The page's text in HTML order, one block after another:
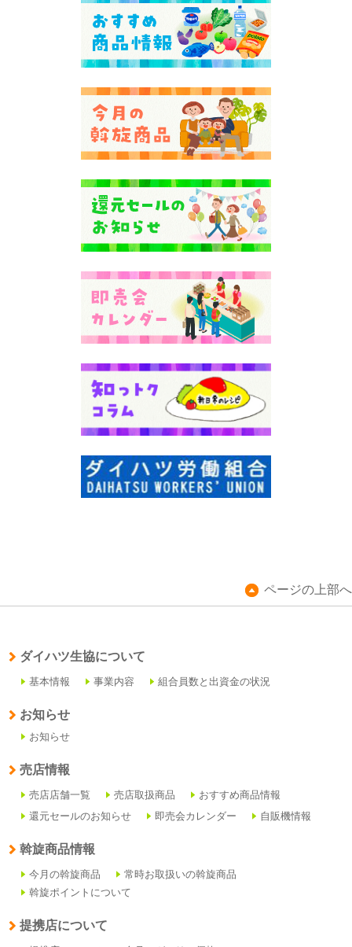
ページの上部へ
ダイハツ生協について
基本情報 事業内容 組合員数と出資金の状況
お知らせ
お知らせ
売店情報
売店店舗一覧 売店取扱商品
おすすめ商品情報
還元セールのお知らせ
即売会カレンダー 自販機情報
斡旋商品情報
今月の斡旋商品
常時お取扱いの斡旋商品
斡旋ポイントについて
提携店について